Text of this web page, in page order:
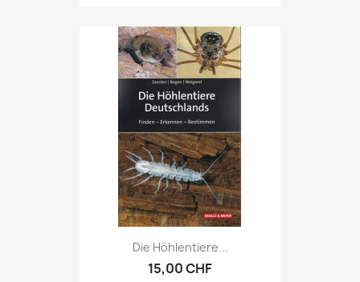
Die Höhlentiere...
15,00 CHF